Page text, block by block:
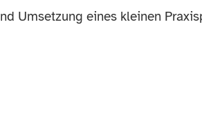
Umsetzung eines kleinen